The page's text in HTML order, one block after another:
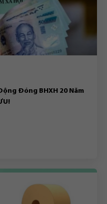
Đóng BHXH 20 Năm